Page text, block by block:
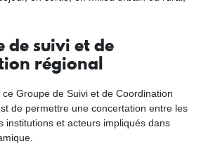
de suivi et de
régional
ce Groupe de Suivi et de Coordination
de permettre une concertation entre les
institutions et acteurs impliqués dans